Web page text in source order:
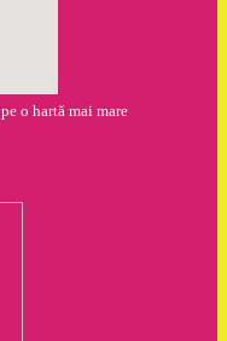
pe o hartă mai mare